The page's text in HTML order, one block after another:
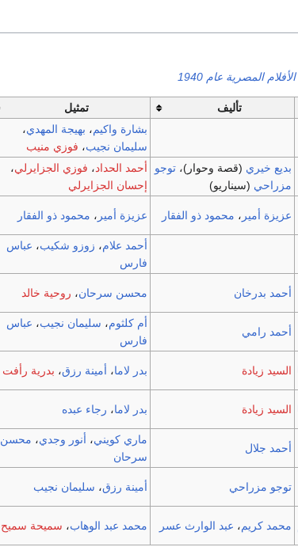
المصرية عام 1940
تأليف تمثيل
بشارة واكيم، بهيجة المهدي،
سليمان نجيب، فوزي منيب
بديع خيري (قصة وحوار)، توجو
مزراحي (سيناريو)
أحمد الحداد، فوزي الجزايرلي،
إحسان الجزايرلي
عزيزة أمير ، محمود ذو الفقار عزيزة أمير ، محمود ذو الفقار
أحمد علام، زوزو شكيب، عباس
فارس
أحمد بدرخان محسن سرحان، روحية خالد
أحمد رامي
أم كلثوم، سليمان نجيب، عباس
فارس
السيد زيادة بدر لاما، أمينة رزق، بدرية رأفت
السيد زيادة بدر لاما، رجاء عبده
أحمد جلال
ماري كويني، أنور وجدي، محسن
سرحان
توجو مزراحي أمينة رزق، سليمان نجيب
محمد كريم، عبد الوارث عسر محمد عبد الوهاب، سميحة سميح